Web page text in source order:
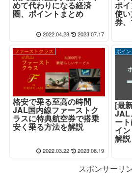
めて代わりになる経済
圏、ポイントまとめ
2022.04.28 2023.07.17
ポ
使
券
ファーストクラス
格安で乗る至高の時間
JAL国内線ファーストク
ラスに特典航空券で搭乗
安く乗る方法を解説
2022.03.22 2023.08.19
ポイン
[最
JAL
ー
イ
解説
スポンサーリ